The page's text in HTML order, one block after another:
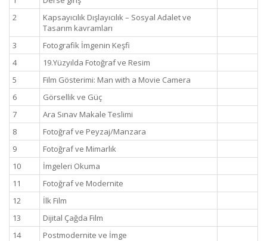
2
Kapsayıcılık Dışlayıcılık – Sosyal Adalet ve
Tasarım kavramları
3
Fotografik İmgenin Keşfi
4
19.Yüzyılda Fotoğraf ve Resim
5
Film Gösterimi: Man with a Movie Camera
6
Görsellik ve Güç
7
Ara Sınav Makale Teslimi
8
Fotoğraf ve Peyzaj/Manzara
9
Fotoğraf ve Mimarlık
10
İmgeleri Okuma
11
Fotoğraf ve Modernite
12
İlk Film
13
Dijital Çağda Film
14
Postmodernite ve İmge